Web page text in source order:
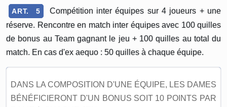
ART. 5
Compétition inter équipes sur 4 joueurs + une
réserve. Rencontre en match inter équipes avec 100 quilles
de bonus au Team gagnant le jeu + 100 quilles au total du
match. En cas d'ex aequo : 50 quilles à chaque équipe.
DANS LA COMPOSITION D'UNE ÉQUIPE, LES DAMES
BÉNÉFICIERONT D'UN BONUS SOIT 10 POINTS PAR